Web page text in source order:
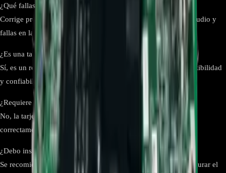
¿Qué fallas soluciona esta tarjeta?
Corrige problemas de encendido, falta de imagen, errores de audio y
fallas en la conectividad de puertos.
¿Es una tarjeta original Samsung?
Sí, es un repuesto 100% original Samsung que asegura compatibilidad
y confiabilidad.
¿Requiere configuración adicional?
No, la tarjeta se reconoce automáticamente una vez instalada
correctamente.
¿Debo instalarla con un técnico?
Se recomienda instalación profesional para evitar daños y asegurar el